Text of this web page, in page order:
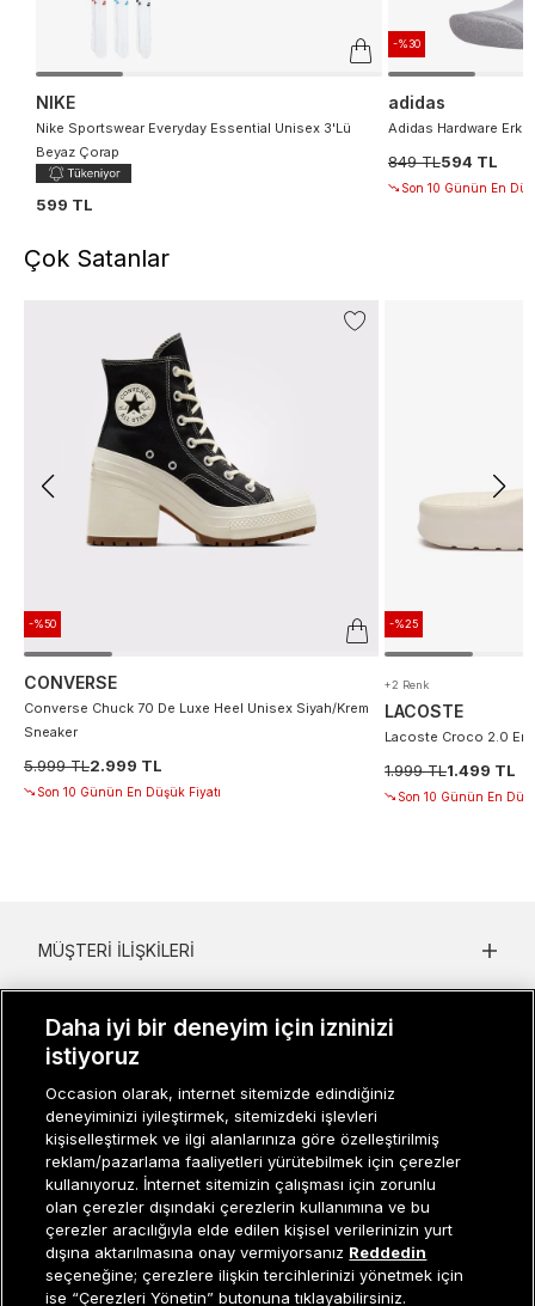
NIKE
Nike Sportswear Everyday Essential Unisex 3'Lü
Beyaz Çorap
599 TL
-%30
adidas
Adidas Hardware
849 TL594 TL
Son 10 Günün En
Çok Satanlar
-%50
CONVERSE
Converse Chuck 70 De Luxe Heel Unisex Siyah/Krem
Sneaker
5.999 TL2.999 TL
Son 10 Günün En Düşük Fiyatı
-%25
+2 Renk
LACOSTE
Lacoste Croco 2.0
1.999 TL1.499 TL
Son 10 Günün En
Müşteri İlişkileri0 850 800 01 20
MÜŞTERI İLIŞKILERI
KADIN KATEGORILER
GRUP MARKALAR
ERKEK KATEGORILER
Daha iyi bir deneyim için izninizi
istiyoruz
Occasion olarak, internet sitemizde edindiğiniz
deneyiminizi iyileştirmek, sitemizdeki işlevleri
kişiselleştirmek ve ilgi alanlarınıza göre özelleştirilmiş
reklam/pazarlama faaliyetleri yürütebilmek için çerezler
kullanıyoruz. İnternet sitemizin çalışması için zorunlu
olan çerezler dışındaki çerezlerin kullanımına ve bu
çerezler aracılığıyla elde edilen kişisel verilerinizin yurt
dışına aktarılmasına onay vermiyorsanız Reddedin
seçeneğine; çerezlere ilişkin tercihlerinizi yönetmek için
ise “Çerezleri Yönetin” butonuna tıklayabilirsiniz.